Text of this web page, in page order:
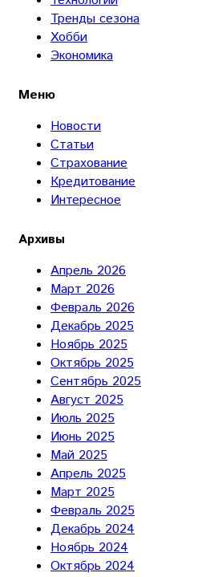
Тренды сезона
Хобби
Экономика
Меню
Новости
Статьи
Страхование
Кредитование
Интересное
Архивы
Апрель 2026
Март 2026
Февраль 2026
Декабрь 2025
Ноябрь 2025
Октябрь 2025
Сентябрь 2025
Август 2025
Июль 2025
Июнь 2025
Май 2025
Апрель 2025
Март 2025
Февраль 2025
Декабрь 2024
Ноябрь 2024
Октябрь 2024